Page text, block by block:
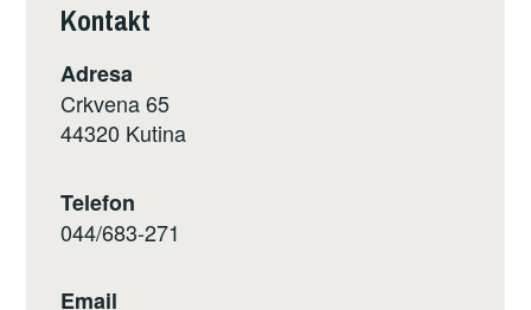
Kontakt
Adresa
Crkvena 65
44320 Kutina
Telefon
044/683-271
Email